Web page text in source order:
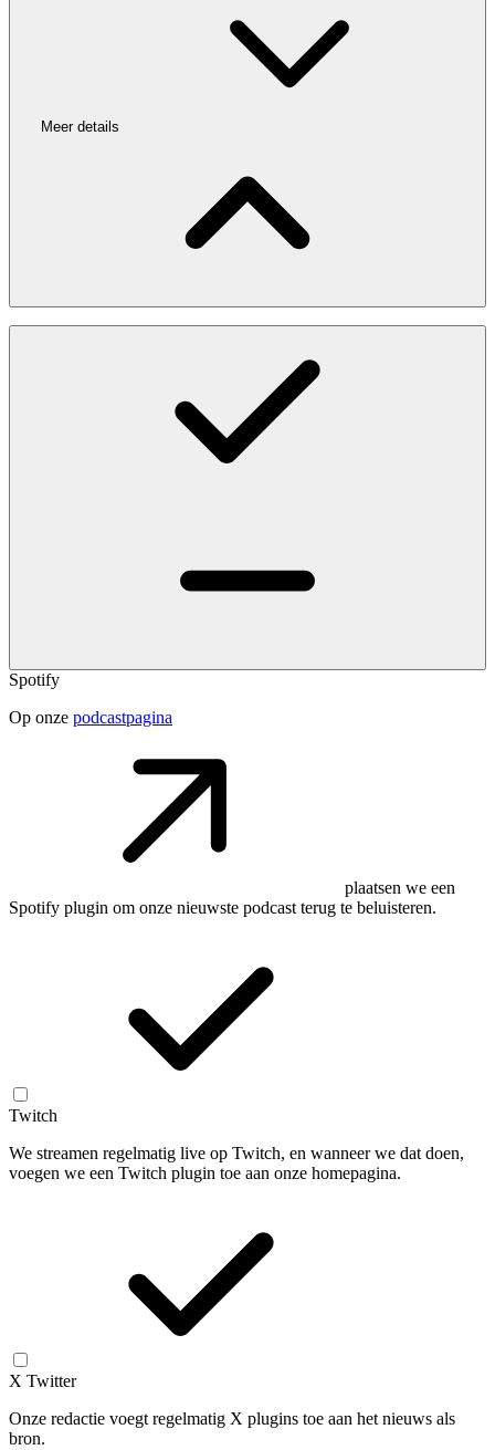
Meer details
Spotify
Op onze podcastpagina
plaatsen we een
Spotify plugin om onze nieuwste podcast terug te beluisteren.
Twitch
We streamen regelmatig live op Twitch, en wanneer we dat doen,
voegen we een Twitch plugin toe aan onze homepagina.
X Twitter
Onze redactie voegt regelmatig X plugins toe aan het nieuws als
bron.